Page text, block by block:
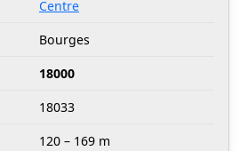
Centre
Bourges
18000
18033
120 – 169 m